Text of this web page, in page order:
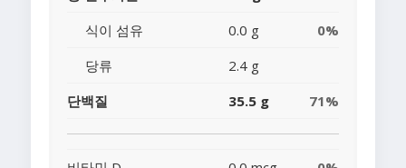
식이 섬유
0.0 g
0%
당류
2.4 g
단백질
35.5 g 71%